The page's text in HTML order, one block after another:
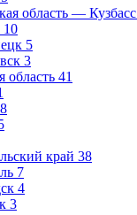
область — Кузбасс
10
5
3
область 41
8
край 38
7
4
3